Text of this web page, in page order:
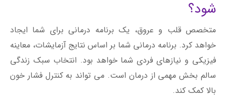
شود؟
متخصص قلب و عروق، یک برنامه درمانی برای شما ایجاد
خواهد کرد. برنامه درمانی شما بر اساس نتایج آزمایشات، معاینه
فیزیکی و نیازهای فردی شما خواهد بود. انتخاب سبک زندگی
سالم بخش مهمی از درمان است. می تواند به کنترل فشار خون
بالا کمک کند.